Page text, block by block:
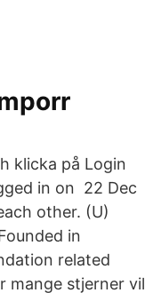
klicka på Login
in on 22 Dec
other. (U)
in
related
mange stjerner vil